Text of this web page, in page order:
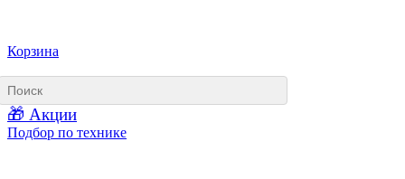
Корзина
🎁 Акции
Подбор по технике